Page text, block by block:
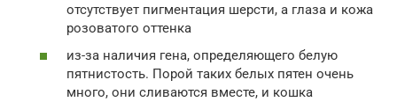
отсутствует пигментация шерсти, а глаза и кожа
розоватого оттенка
из-за наличия гена, определяющего белую
пятнистость. Порой таких белых пятен очень
много, они сливаются вместе, и кошка